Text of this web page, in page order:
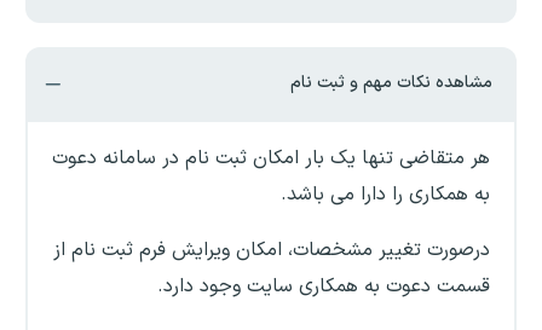
مشاهده نکات مهم و ثبت نام
هر متقاضی تنها یک بار امکان ثبت نام در سامانه دعوت
به همکاری را دارا می باشد.
درصورت تغییر مشخصات، امکان ویرایش فرم ثبت نام از
قسمت دعوت به همکاری سایت وجود دارد.